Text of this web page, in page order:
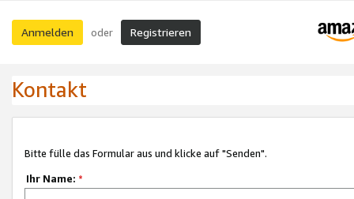
Anmelden oder Registrieren
Kontakt
Bitte fülle das Formular aus und klicke auf "Senden".
Ihr Name: *